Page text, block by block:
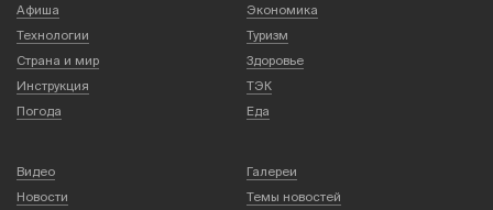
Афиша
Экономика
Технологии
Туризм
Страна и мир
Здоровье
Инструкция
ТЭК
Погода
Еда
Видео
Галереи
Новости
Темы новостей